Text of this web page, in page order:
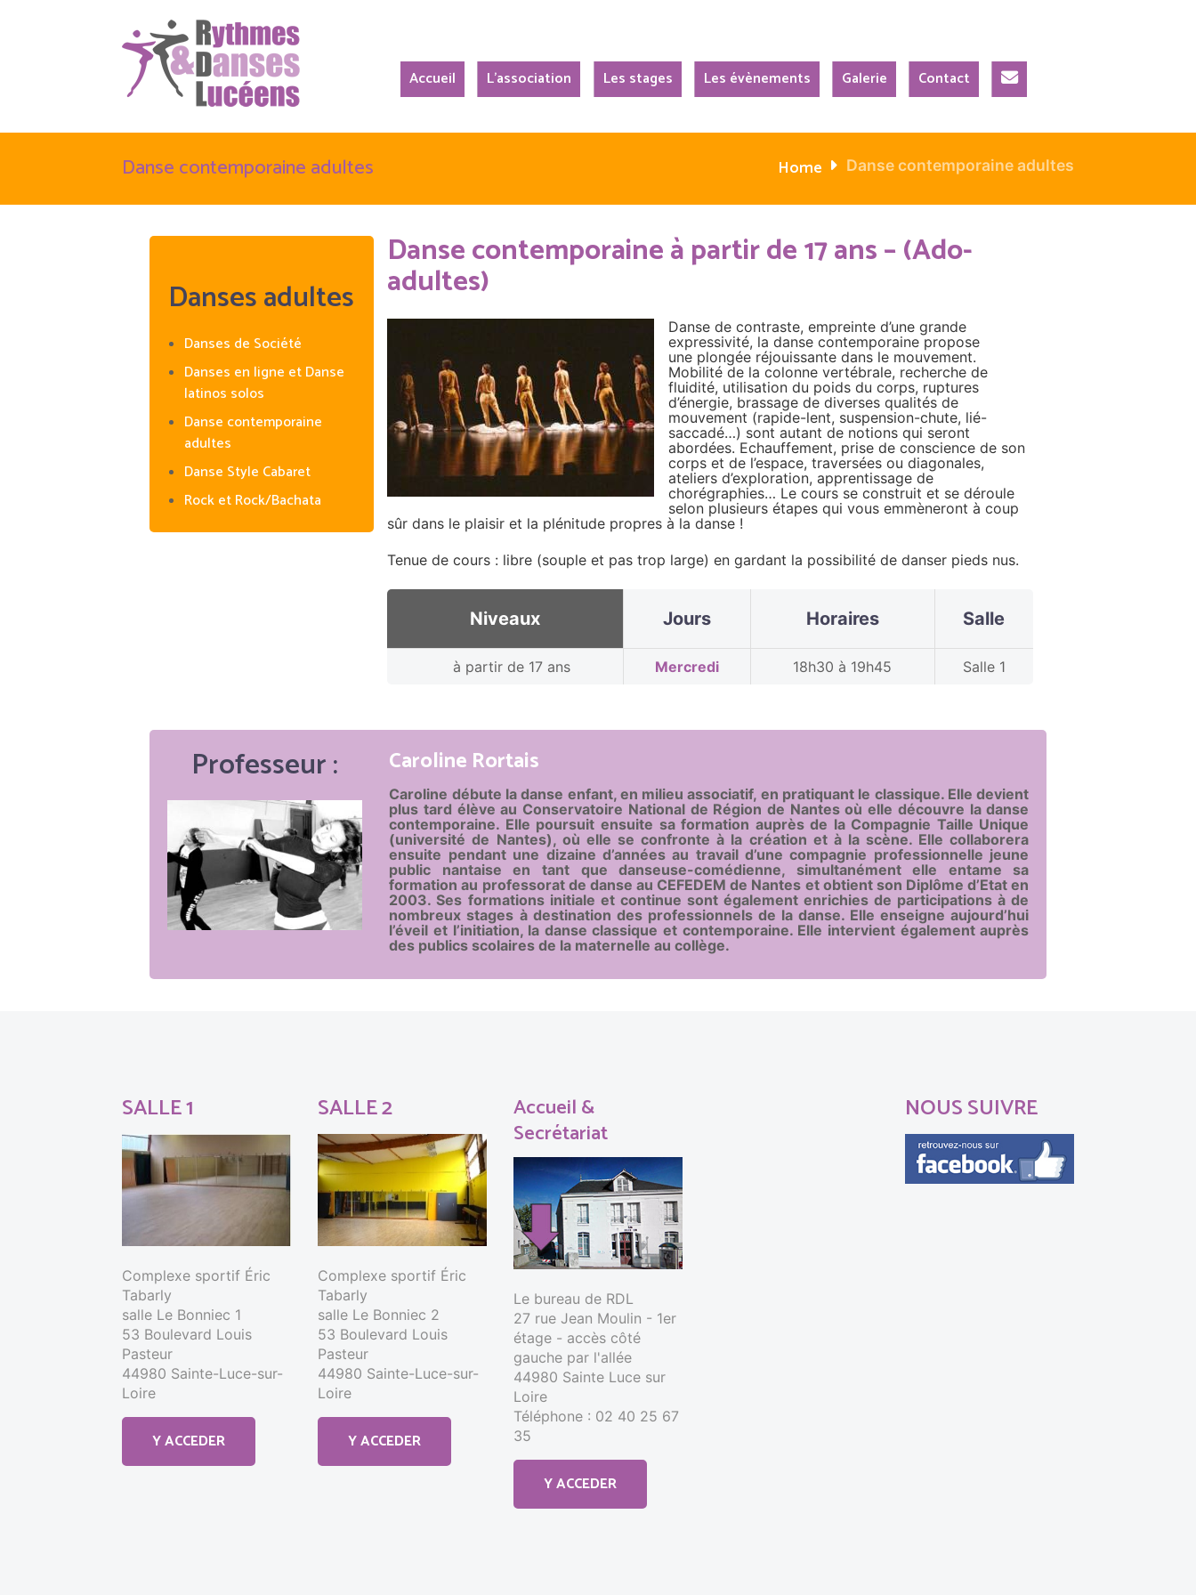
Accueil L’association Les stages Les évènements Galerie Contact N
o
s
c
i
Danse contemporaine adultes Home Danse contemporaine adultes
Danses adultes
Danses de Société
Danses en ligne et Danse
latinos solos
Danse contemporaine
adultes
Danse Style Cabaret
Rock et Rock/Bachata
Danse contemporaine à partir de 17 ans – (Ado-
adultes)
Danse de contraste, empreinte d’une grande
expressivité, la danse contemporaine propose
une plongée réjouissante dans le mouvement.
Mobilité de la colonne vertébrale, recherche de
fluidité, utilisation du poids du corps, ruptures
d’énergie, brassage de diverses qualités de
mouvement (rapide-lent, suspension-chute, lié-
saccadé…) sont autant de notions qui seront
abordées. Echauffement, prise de conscience de son
corps et de l’espace, traversées ou diagonales,
ateliers d’exploration, apprentissage de
chorégraphies… Le cours se construit et se déroule
selon plusieurs étapes qui vous emmèneront à coup
sûr dans le plaisir et la plénitude propres à la danse !
Tenue de cours : libre (souple et pas trop large) en gardant la possibilité de danser pieds nus.
Niveaux Jours Horaires Salle
à partir de 17 ans Mercredi 18h30 à 19h45 Salle 1
Professeur : Caroline Rortais
Caroline débute la danse enfant, en milieu associatif, en pratiquant le classique. Elle devient
plus tard élève au Conservatoire National de Région de Nantes où elle découvre la danse
contemporaine. Elle poursuit ensuite sa formation auprès de la Compagnie Taille Unique
(université de Nantes), où elle se confronte à la création et à la scène. Elle collaborera
ensuite pendant une dizaine d’années au travail d’une compagnie professionnelle jeune
public nantaise en tant que danseuse-comédienne, simultanément elle entame sa
formation au professorat de danse au CEFEDEM de Nantes et obtient son Diplôme d’Etat en
2003. Ses formations initiale et continue sont également enrichies de participations à de
nombreux stages à destination des professionnels de la danse. Elle enseigne aujourd’hui
l’éveil et l’initiation, la danse classique et contemporaine. Elle intervient également auprès
des publics scolaires de la maternelle au collège.
SALLE 1
Complexe sportif Éric
Tabarly
salle Le Bonniec 1
53 Boulevard Louis
Pasteur
44980 Sainte-Luce-sur-
Loire
Y ACCEDER
SALLE 2
Complexe sportif Éric
Tabarly
salle Le Bonniec 2
53 Boulevard Louis
Pasteur
44980 Sainte-Luce-sur-
Loire
Y ACCEDER
Accueil &
Secrétariat
Le bureau de RDL
27 rue Jean Moulin - 1er
étage - accès côté
gauche par l'allée
44980 Sainte Luce sur
Loire
Téléphone : 02 40 25 67
35
Y ACCEDER
NOUS SUIVRE